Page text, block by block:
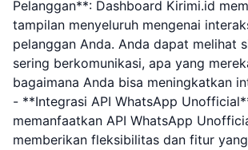
Pelanggan**: Dashboard Kirimi.id
tampilan menyeluruh mengenai
pelanggan Anda. Anda dapat melihat
sering berkomunikasi, apa yang
bagaimana Anda bisa meningkatkan
- **Integrasi API WhatsApp
memanfaatkan API WhatsApp
memberikan fleksibilitas dan fitur